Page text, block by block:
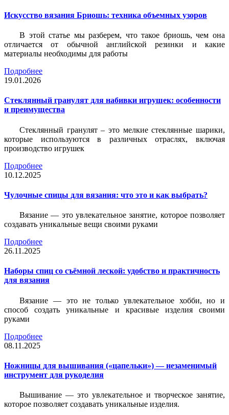
Искусство вязания Бриошь: техника объемных узоров
В этой статье мы разберем, что такое бриошь, чем она
отличается от обычной английской резинки и какие
материалы необходимы для работы
Подробнее
19.01.2026
Стеклянный гранулят для набивки игрушек: особенности
и преимущества
Стеклянный гранулят – это мелкие стеклянные шарики,
которые используются в различных отраслях, включая
производство игрушек
Подробнее
10.12.2025
Чулочные спицы для вязания: что это и как выбрать?
Вязание — это увлекательное занятие, которое позволяет
создавать уникальные вещи своими руками
Подробнее
26.11.2025
Наборы спиц со съёмной леской: удобство и практичность
для вязания
Вязание — это не только увлекательное хобби, но и
способ создать уникальные и красивые изделия своими
руками
Подробнее
08.11.2025
Ножницы для вышивания («цапельки») — незаменимый
инструмент для рукоделия
Вышивание — это увлекательное и творческое занятие,
которое позволяет создавать уникальные изделия.